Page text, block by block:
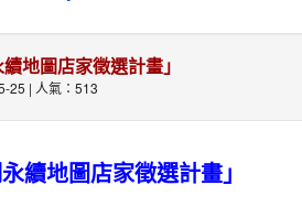
地圖店家徵選計畫」
25 | 人氣：513
續地圖店家徵選計畫」